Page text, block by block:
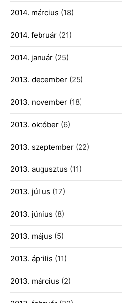
2014. március (18)
2014. február (21)
2014. január (25)
2013. december (25)
2013. november (18)
2013. október (6)
2013. szeptember (22)
2013. augusztus (11)
2013. július (17)
2013. június (8)
2013. május (5)
2013. április (11)
2013. március (2)